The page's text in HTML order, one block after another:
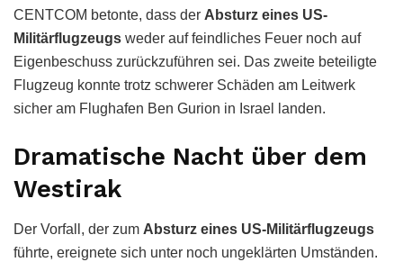
CENTCOM betonte, dass der Absturz eines US-
Militärflugzeugs weder auf feindliches Feuer noch auf
Eigenbeschuss zurückzuführen sei. Das zweite beteiligte
Flugzeug konnte trotz schwerer Schäden am Leitwerk
sicher am Flughafen Ben Gurion in Israel landen.
Dramatische Nacht über dem
Westirak
Der Vorfall, der zum Absturz eines US-Militärflugzeugs
führte, ereignete sich unter noch ungeklärten Umständen.